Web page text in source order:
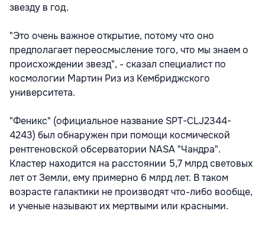
звезду в год.
"Это очень важное открытие, потому что оно
предполагает переосмысление того, что мы знаем о
происхождении звезд", - сказал специалист по
космологии Мартин Риз из Кембриджского
университета.
"Феникс" (официальное название SPT-CLJ2344-
4243) был обнаружен при помощи космической
рентгеновской обсерватории NASA "Чандра".
Кластер находится на расстоянии 5,7 млрд световых
лет от Земли, ему примерно 6 млрд лет. В таком
возрасте галактики не производят что-либо вообще,
и ученые называют их мертвыми или красными.